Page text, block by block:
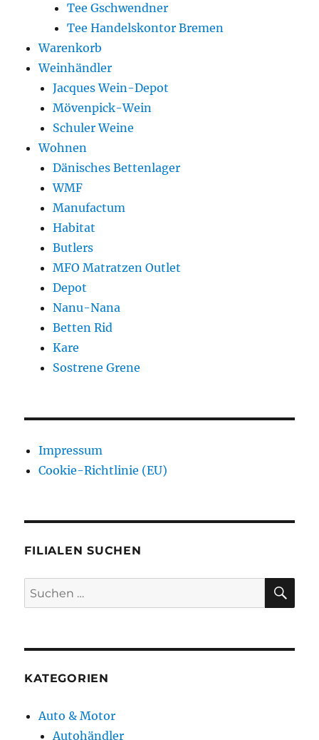
Tee Gschwendner
Tee Handelskontor Bremen
Warenkorb
Weinhändler
Jacques Wein-Depot
Mövenpick-Wein
Schuler Weine
Wohnen
Dänisches Bettenlager
WMF
Manufactum
Habitat
Butlers
MFO Matratzen Outlet
Depot
Nanu-Nana
Betten Rid
Kare
Sostrene Grene
Impressum
Cookie-Richtlinie (EU)
FILIALEN SUCHEN
Suchen
nach:
KATEGORIEN
Auto & Motor
Autohändler